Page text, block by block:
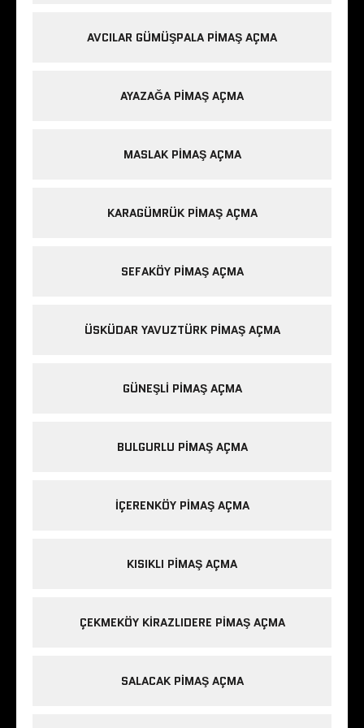
AVCILAR GÜMÜŞPALA PIMAŞ AÇMA
AYAZAĞA PIMAŞ AÇMA
MASLAK PIMAŞ AÇMA
KARAGÜMRÜK PIMAŞ AÇMA
SEFAKÖY PIMAŞ AÇMA
ÜSKÜDAR YAVUZTÜRK PIMAŞ AÇMA
GÜNEŞLI PIMAŞ AÇMA
BULGURLU PIMAŞ AÇMA
IÇERENKÖY PIMAŞ AÇMA
KISIKLI PIMAŞ AÇMA
ÇEKMEKÖY KIRAZLIDERE PIMAŞ AÇMA
SALACAK PIMAŞ AÇMA